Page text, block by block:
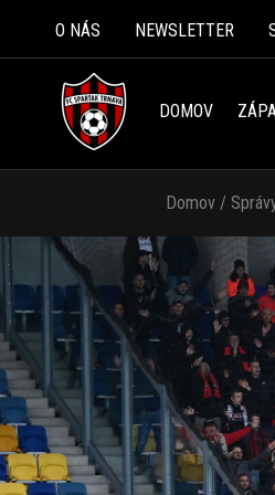
O NÁS NEWSLETTER
DOMOV
Domov /